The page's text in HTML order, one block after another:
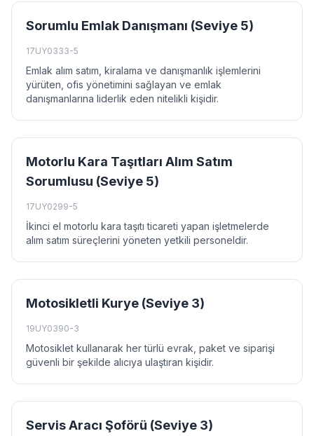
Sorumlu Emlak Danışmanı (Seviye 5)
17UY0333-5
Emlak alım satım, kiralama ve danışmanlık işlemlerini
yürüten, ofis yönetimini sağlayan ve emlak
danışmanlarına liderlik eden nitelikli kişidir.
Motorlu Kara Taşıtları Alım Satım
Sorumlusu (Seviye 5)
17UY0299-5
İkinci el motorlu kara taşıtı ticareti yapan işletmelerde
alım satım süreçlerini yöneten yetkili personeldir.
Motosikletli Kurye (Seviye 3)
19UY0390-3
Motosiklet kullanarak her türlü evrak, paket ve siparişi
güvenli bir şekilde alıcıya ulaştıran kişidir.
Servis Aracı Şoförü (Seviye 3)